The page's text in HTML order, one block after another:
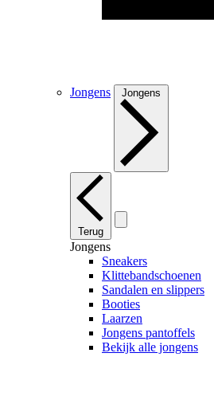
Jongens Jongens
Terug
Jongens
Sneakers
Klittebandschoenen
Sandalen en slippers
Booties
Laarzen
Jongens pantoffels
Bekijk alle jongens